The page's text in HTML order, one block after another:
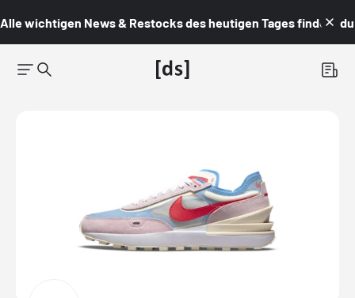
Alle wichtigen News & Restocks des heutigen Tages findest du